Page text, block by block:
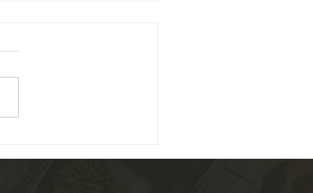
fiscais
547/2024 , que institui